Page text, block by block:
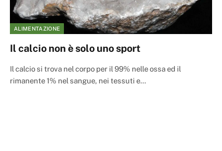
ALIMENTAZIONE
Il calcio non è solo uno sport
Il calcio si trova nel corpo per il 99% nelle ossa ed il
rimanente 1% nel sangue, nei tessuti e…